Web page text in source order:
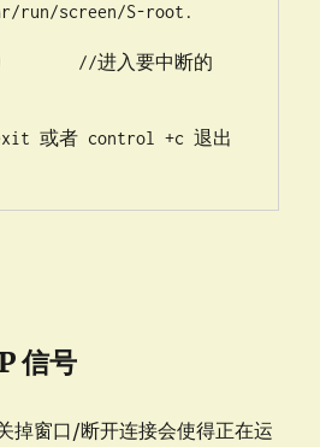
run/screen/S-root.
//进入要中断的
或者 control +c 退出
信号
掉窗口/断开连接会使得正在运